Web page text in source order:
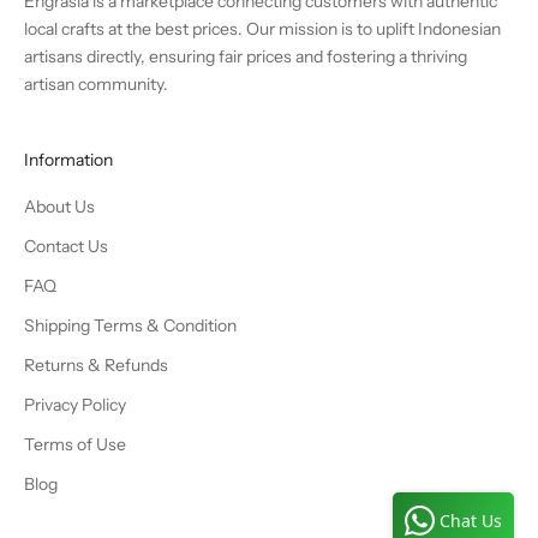
local crafts at the best prices. Our mission is to uplift Indonesian
artisans directly, ensuring fair prices and fostering a thriving
artisan community.
Information
About Us
Contact Us
FAQ
Shipping Terms & Condition
Returns & Refunds
Privacy Policy
Terms of Use
Blog
Chat Us